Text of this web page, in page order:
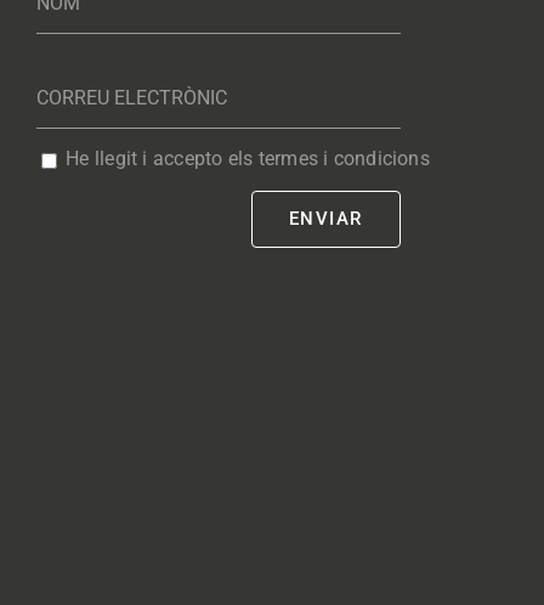
He llegit i accepto els termes i condicions